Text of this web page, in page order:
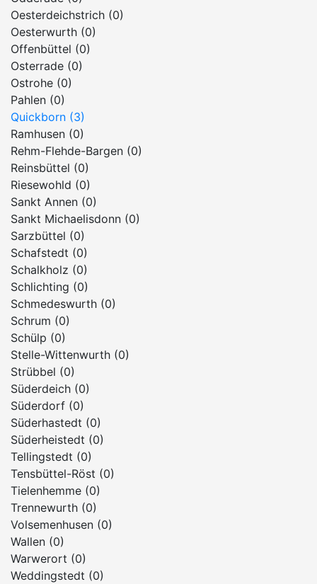
Oesterdeichstrich (0)
Oesterwurth (0)
Offenbüttel (0)
Osterrade (0)
Ostrohe (0)
Pahlen (0)
Quickborn (3)
Ramhusen (0)
Rehm-Flehde-Bargen (0)
Reinsbüttel (0)
Riesewohld (0)
Sankt Annen (0)
Sankt Michaelisdonn (0)
Sarzbüttel (0)
Schafstedt (0)
Schalkholz (0)
Schlichting (0)
Schmedeswurth (0)
Schrum (0)
Schülp (0)
Stelle-Wittenwurth (0)
Strübbel (0)
Süderdeich (0)
Süderdorf (0)
Süderhastedt (0)
Süderheistedt (0)
Tellingstedt (0)
Tensbüttel-Röst (0)
Tielenhemme (0)
Trennewurth (0)
Volsemenhusen (0)
Wallen (0)
Warwerort (0)
Weddingstedt (0)